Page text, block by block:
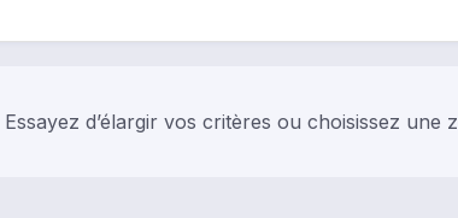
d’élargir vos critères ou choisissez une